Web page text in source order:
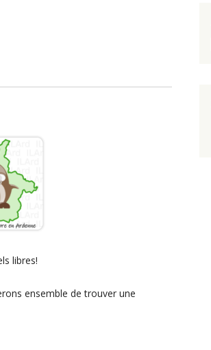
libres!
ensemble de trouver une